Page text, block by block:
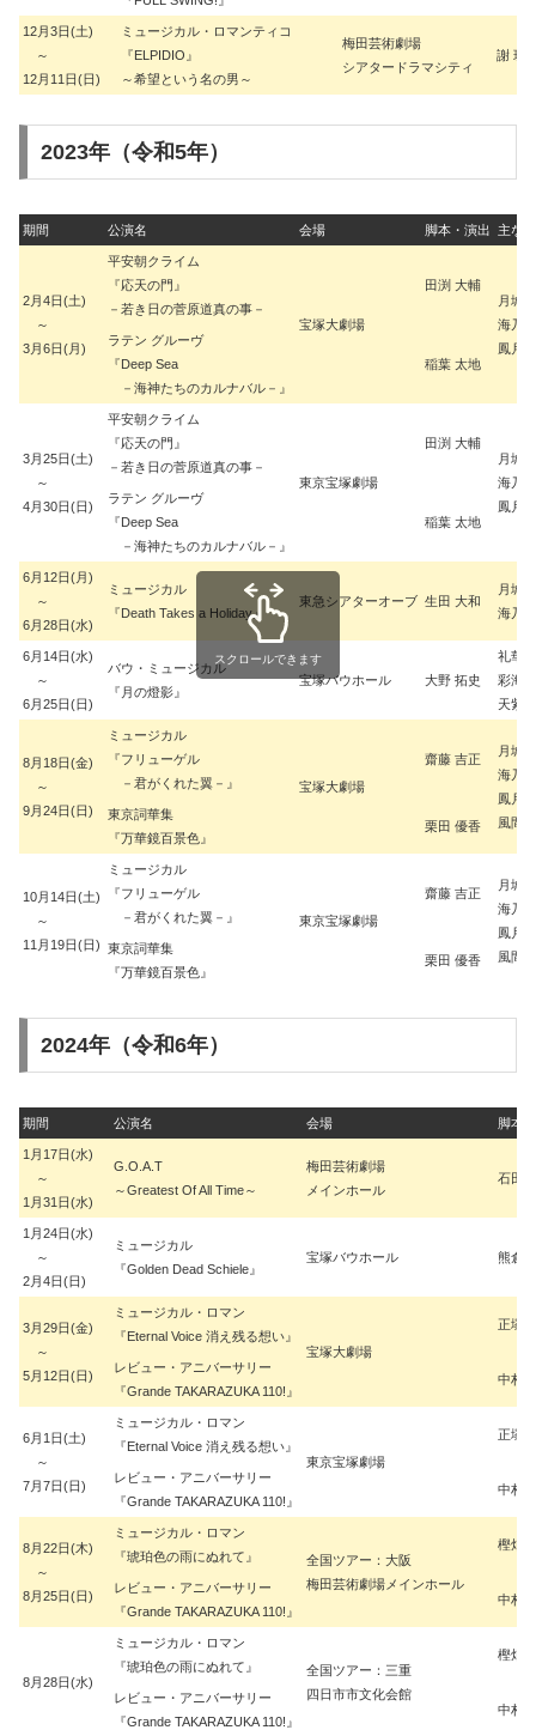
12月3日(土)
～
12月11日(日)
ミュージカル・ロマンティコ
『ELPIDIO』
～希望という名の男～
梅田芸術劇場
シアタードラマシティ
謝 珠
2023年（令和5年）
期間 公演名 会場 脚本・演出 主な
2月4日(土)
～
3月6日(月)
平安朝クライム
『応天の門』
－若き日の菅原道真の事－
宝塚大劇場
田渕 大輔
月城
海乃
鳳月
ラテン グルーヴ
『Deep Sea
－海神たちのカルナバル－』
稲葉 太地
3月25日(土)
～
4月30日(日)
平安朝クライム
『応天の門』
－若き日の菅原道真の事－
東京宝塚劇場
田渕 大輔
月城
海乃
鳳月
ラテン グルーヴ
『Deep Sea
－海神たちのカルナバル－』
稲葉 太地
6月12日(月)
～
6月28日(水)
ミュージカル
『Death Takes a Holiday』
東急シアターオーブ 生田 大和
月城
海乃
6月14日(水)
～
6月25日(日)
バウ・ミュージカル
『月の燈影』
宝塚バウホール 大野 拓史
礼華
彩海
天紫
8月18日(金)
～
9月24日(日)
ミュージカル
『フリューゲル
－君がくれた翼－』
宝塚大劇場
齋藤 吉正
月城
海乃
鳳月
風間
東京詞華集
『万華鏡百景色』
栗田 優香
10月14日(土)
～
11月19日(日)
ミュージカル
『フリューゲル
－君がくれた翼－』
東京宝塚劇場
齋藤 吉正
月城
海乃
鳳月
風間
東京詞華集
『万華鏡百景色』
栗田 優香
スクロールできます
2024年（令和6年）
期間 公演名 会場 脚本
1月17日(水)
～
1月31日(水)
G.O.A.T
～Greatest Of All Time～
梅田芸術劇場
メインホール
石田
1月24日(水)
～
2月4日(日)
ミュージカル
『Golden Dead Schiele』
宝塚バウホール 熊倉
3月29日(金)
～
5月12日(日)
ミュージカル・ロマン
『Eternal Voice 消え残る想い』
宝塚大劇場
正塚
レビュー・アニバーサリー
『Grande TAKARAZUKA 110!』
中村
6月1日(土)
～
7月7日(日)
ミュージカル・ロマン
『Eternal Voice 消え残る想い』
東京宝塚劇場
正塚
レビュー・アニバーサリー
『Grande TAKARAZUKA 110!』
中村
8月22日(木)
～
8月25日(日)
ミュージカル・ロマン
『琥珀色の雨にぬれて』
全国ツアー：大阪
梅田芸術劇場メインホール
樫畑
レビュー・アニバーサリー
『Grande TAKARAZUKA 110!』
中村
8月28日(水)
ミュージカル・ロマン
『琥珀色の雨にぬれて』
全国ツアー：三重
四日市市文化会館
樫畑
レビュー・アニバーサリー
『Grande TAKARAZUKA 110!』
中村